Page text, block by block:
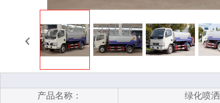
产品名称：
绿化喷